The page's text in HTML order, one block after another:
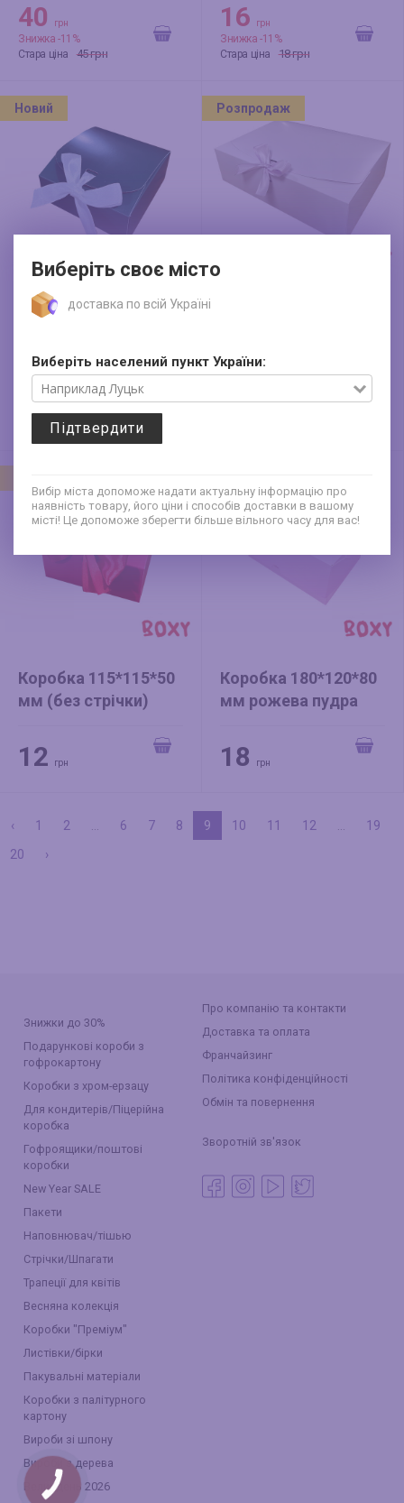
Виберіть своє місто
доставка по всій Україні
Виберіть населений пункт України:
Підтвердити
Вибір міста допоможе надати актуальну інформацію про
наявність товару, його ціни і способів доставки в вашому
місті! Це допоможе зберегти більше вільного часу для вас!
40 грн
Знижка -11%
Стара ціна
45 грн
16 грн
Знижка -11%
Стара ціна
18 грн
Новий
Коробка 115*115*50
зелена
12 грн
Розпродаж
стрічкою
Коробка 115*115*50
мм (без стрічки)
12 грн
Коробка 180*120*80
мм рожева пудра
18 грн
‹ 1 2 6 7 8 9 10 11 12
19
20
›
Знижки до 30%
Подарункові короби з
гофрокартону
Коробки з хром-ерзацу
Для кондитерів/Піцерійна
коробка
Гофроящики/поштові
коробки
New Year SALE
Пакети
Наповнювач/тішью
Стрічки/Шпагати
Трапеції для квітів
Весняна колекція
Коробки "Преміум"
Листівки/бірки
Пакувальні матеріали
Коробки з палітурного
картону
Вироби зі шпону
Вироби з дерева
Великдень 2026
Про компанію та контакти
Доставка та оплата
Франчайзинг
Політика конфіденційності
Обмін та повернення
Зворотній зв'язок
КНОПКА
ЗВ'ЯЗКУ